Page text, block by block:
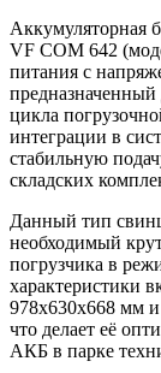
Аккумуляторная
VF COM 642
питания с
предназначенный
цикла
интеграции в
стабильную
складских
Данный тип
необходимый
погрузчика в
характеристики
978x630x668 мм
что делает её
АКБ в парке